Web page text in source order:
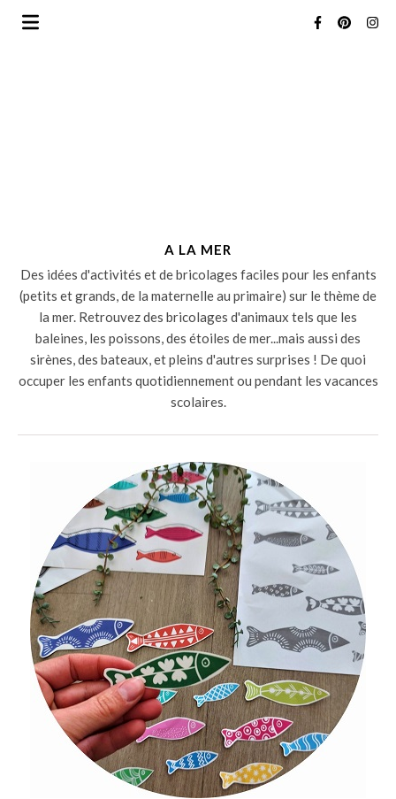
A LA MER
Des idées d'activités et de bricolages faciles pour les enfants
(petits et grands, de la maternelle au primaire) sur le thème de
la mer. Retrouvez des bricolages d'animaux tels que les
baleines, les poissons, des étoiles de mer...mais aussi des
sirènes, des bateaux, et pleins d'autres surprises ! De quoi
occuper les enfants quotidiennement ou pendant les vacances
scolaires.